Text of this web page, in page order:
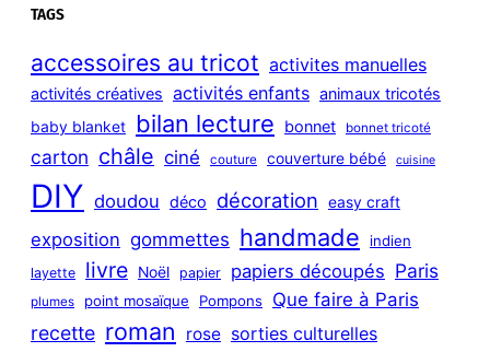
a
c
h
TAGS
accessoires au tricot activites manuelles
activités créatives activités enfants animaux tricotés
baby blanket bilan lecture bonnet bonnet tricoté
carton châle ciné couture couverture bébé cuisine
DIY doudou déco décoration easy craft
exposition gommettes handmade indien
layette livre Noël papier papiers découpés Paris
plumes point mosaïque Pompons Que faire à Paris
recette roman rose sorties culturelles